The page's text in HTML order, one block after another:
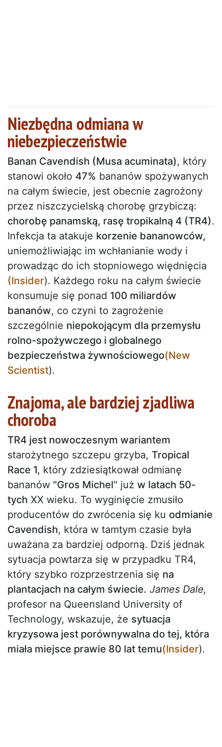
Niezbędna odmiana w
niebezpieczeństwie
Banan Cavendish (Musa acuminata), który
stanowi około 47% bananów spożywanych
na całym świecie, jest obecnie zagrożony
przez niszczycielską chorobę grzybiczą:
chorobę panamską, rasę tropikalną 4 (TR4).
Infekcja ta atakuje korzenie bananowców,
uniemożliwiając im wchłanianie wody i
prowadząc do ich stopniowego więdnięcia
(Insider). Każdego roku na całym świecie
konsumuje się ponad 100 miliardów
bananów, co czyni to zagrożenie
szczególnie niepokojącym dla przemysłu
rolno-spożywczego i globalnego
bezpieczeństwa żywnościowego(New
Scientist).
Znajoma, ale bardziej zjadliwa
choroba
TR4 jest nowoczesnym wariantem
starożytnego szczepu grzyba, Tropical
Race 1, który zdziesiątkował odmianę
bananów "Gros Michel" już w latach 50-
tych XX wieku. To wyginięcie zmusiło
producentów do zwrócenia się ku odmianie
Cavendish, która w tamtym czasie była
uważana za bardziej odporną. Dziś jednak
sytuacja powtarza się w przypadku TR4,
który szybko rozprzestrzenia się na
plantacjach na całym świecie. James Dale,
profesor na Queensland University of
Technology, wskazuje, że sytuacja
kryzysowa jest porównywalna do tej, która
miała miejsce prawie 80 lat temu(Insider).